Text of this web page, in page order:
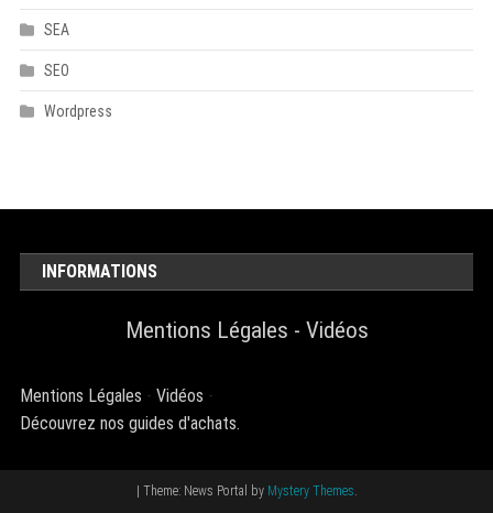
SEA
SEO
Wordpress
INFORMATIONS
Mentions Légales - Vidéos
Mentions Légales -Vidéos -
Découvrez nos guides d'achats.
Theme: News Portal by Mystery Themes.